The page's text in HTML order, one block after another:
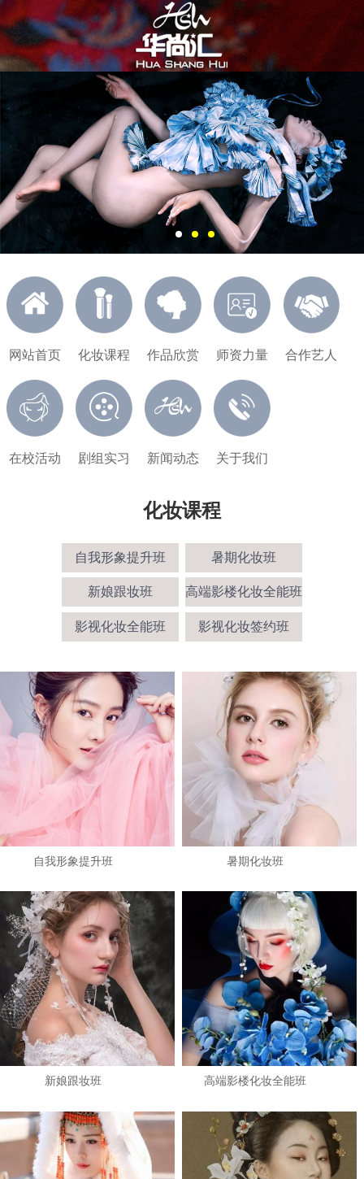
网站首页 化妆课程 作品欣赏 师资力量 合作艺人
在校活动 剧组实习 新闻动态 关于我们
化妆课程
自我形象提升班 暑期化妆班
新娘跟妆班 高端影楼化妆全能班
影视化妆全能班 影视化妆签约班
自我形象提升班 暑期化妆班
新娘跟妆班 高端影楼化妆全能班